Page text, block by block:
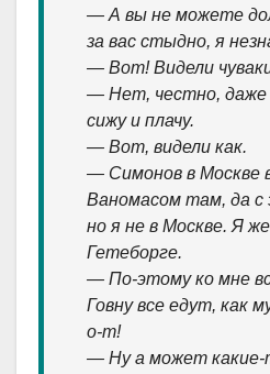
— А вы не можете
за вас стыдно, я
— Вот! Видели
— Нет, честно, даже
сижу и плачу.
— Вот, видели как.
— Симонов в Москве
Ваномасом там, да с
но я не в Москве. Я
Гетеборге.
— По-этому ко мне
Говну все едут, как
о-т!
— Ну а может